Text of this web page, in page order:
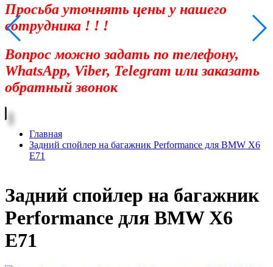
Просьба уточнять цены у нашего
сотрудника ! ! !
Вопрос можно задать по телефону,
WhatsApp, Viber, Telegram или заказать
обратный звонок
Главная
Задний спойлер на багажник Performance для BMW X6
E71
Задний спойлер на багажник
Performance для BMW X6
E71